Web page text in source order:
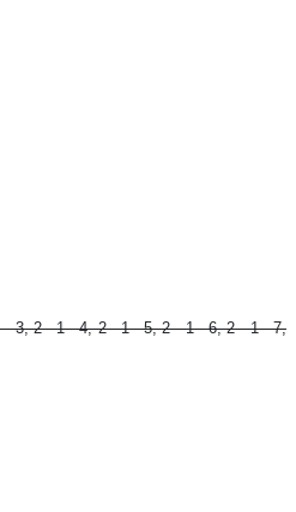
3, 2 - 1 - 4, 2 - 1 - 5, 2 - 1 - 6, 2 - 1 - 7,